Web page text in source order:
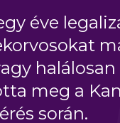
éve
meg a
során.